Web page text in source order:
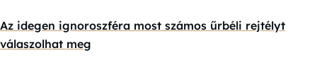
Az idegen ignoroszféra most számos űrbéli rejtélyt
válaszolhat meg